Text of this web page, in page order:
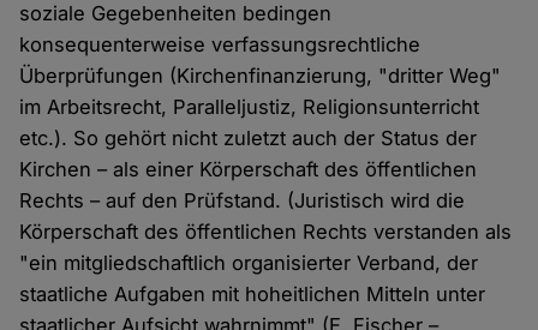
soziale Gegebenheiten bedingen
konsequenterweise verfassungsrechtliche
Überprüfungen (Kirchenfinanzierung, "dritter Weg"
im Arbeitsrecht, Paralleljustiz, Religionsunterricht
etc.). So gehört nicht zuletzt auch der Status der
Kirchen – als einer Körperschaft des öffentlichen
Rechts – auf den Prüfstand. (Juristisch wird die
Körperschaft des öffentlichen Rechts verstanden als
"ein mitgliedschaftlich organisierter Verband, der
staatliche Aufgaben mit hoheitlichen Mitteln unter